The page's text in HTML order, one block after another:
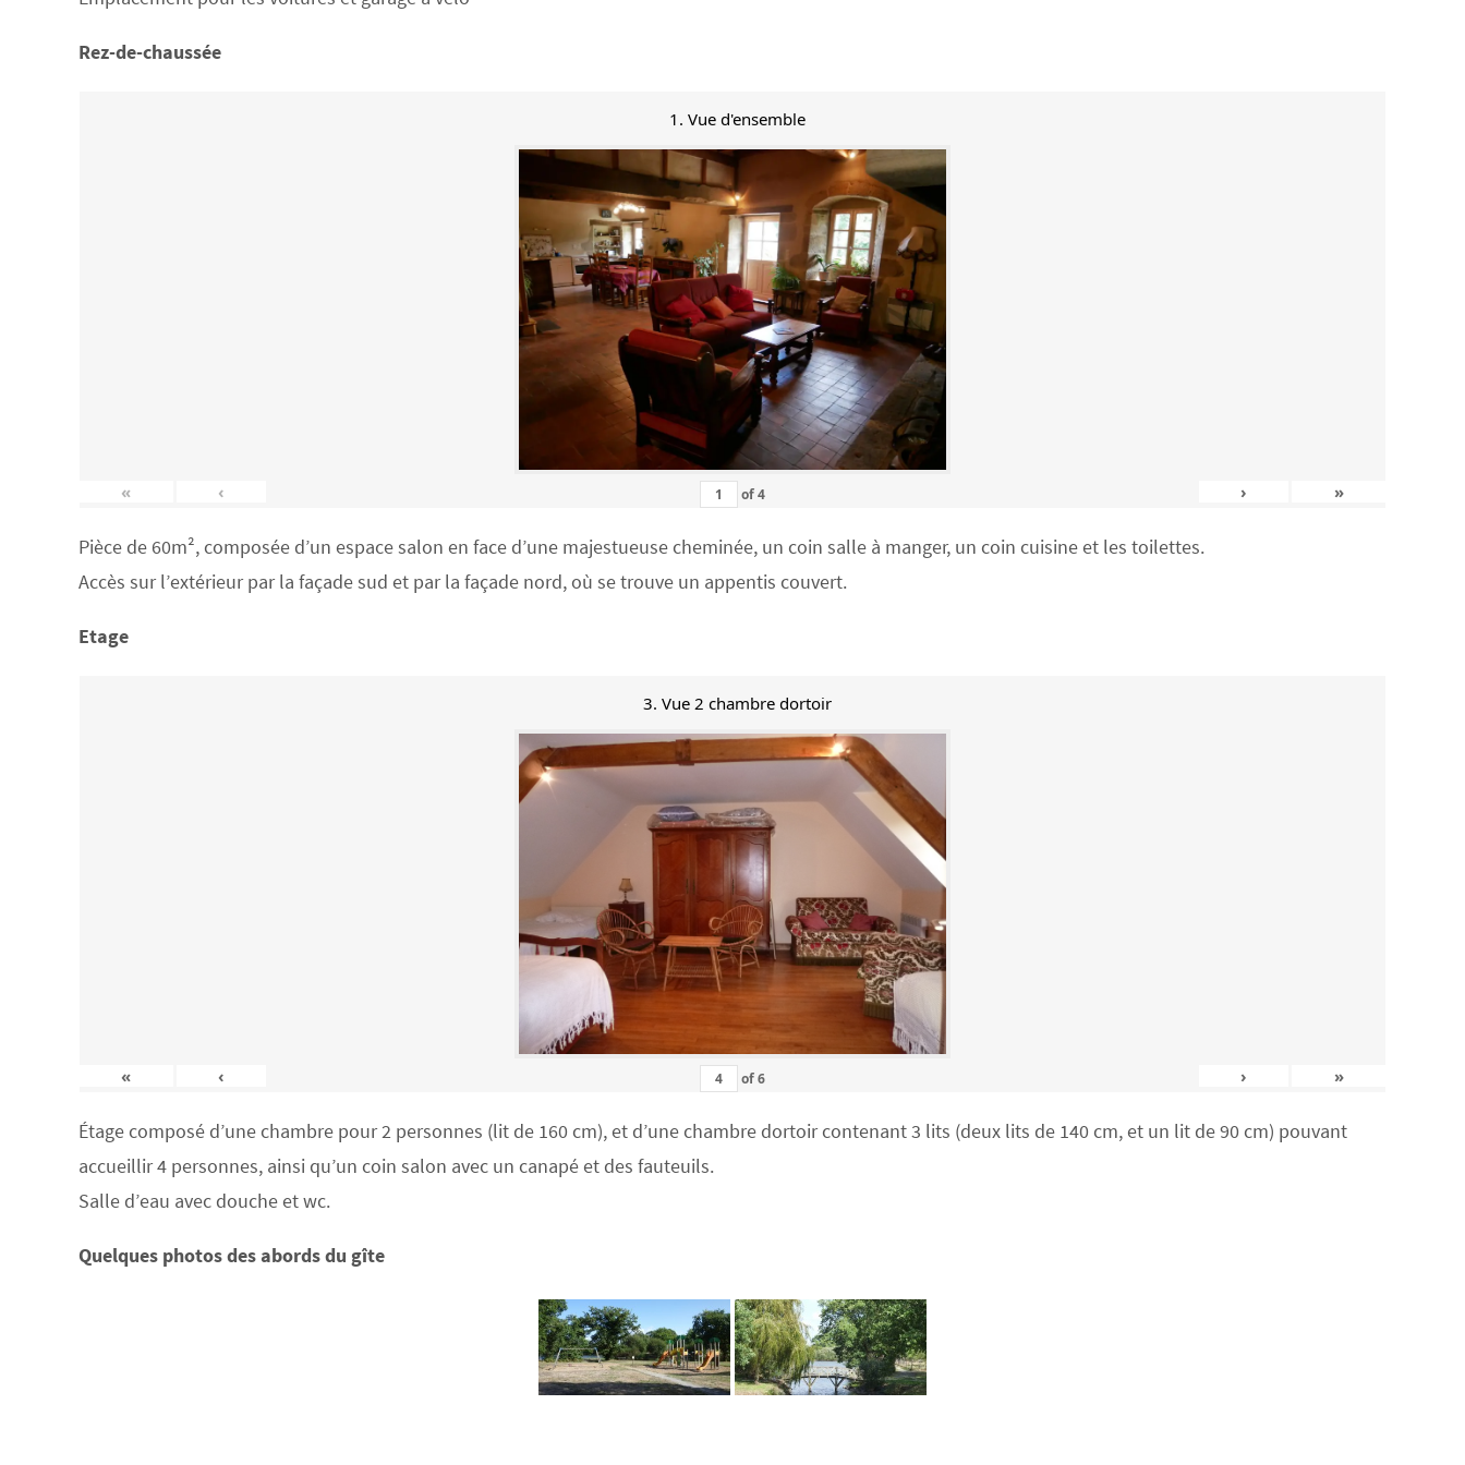
Rez-de-chaussée
1. Vue d'ensemble
« ‹ of4 › »
Pièce de 60m², composée d’un espace salon en face d’une majestueuse cheminée, un coin salle à manger, un coin cuisine et les toilettes.
Accès sur l’extérieur par la façade sud et par la façade nord, où se trouve un appentis couvert.
Etage
3. Vue 2 chambre dortoir
« ‹ of6 › »
Étage composé d’une chambre pour 2 personnes (lit de 160 cm), et d’une chambre dortoir contenant 3 lits (deux lits de 140 cm, et un lit de 90 cm) pouvant
accueillir 4 personnes, ainsi qu’un coin salon avec un canapé et des fauteuils.
Salle d’eau avec douche et wc.
Quelques photos des abords du gîte